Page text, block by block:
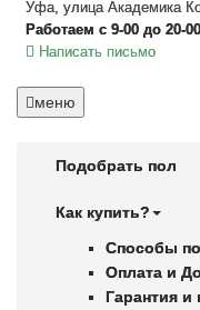
Уфа, улица Академика
Работаем с 9-00 до 20-
Написать письмо
меню
Подобрать пол
Как купить?
Способы
Оплата и
Гарантия и